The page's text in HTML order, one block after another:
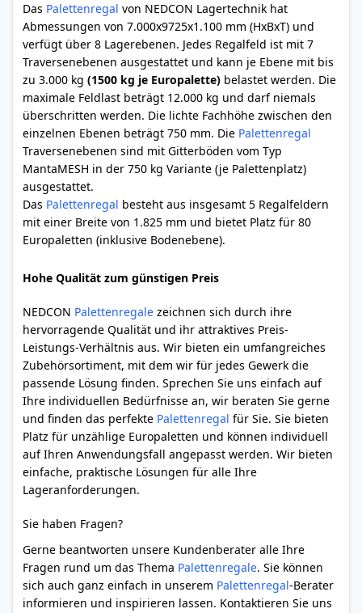
Das Palettenregal von NEDCON Lagertechnik hat
Abmessungen von 7.000x9725x1.100 mm (HxBxT) und
verfügt über 8 Lagerebenen. Jedes Regalfeld ist mit 7
Traversenebenen ausgestattet und kann je Ebene mit bis
zu 3.000 kg (1500 kg je Europalette) belastet werden. Die
maximale Feldlast beträgt 12.000 kg und darf niemals
überschritten werden. Die lichte Fachhöhe zwischen den
einzelnen Ebenen beträgt 750 mm. Die Palettenregal
Traversenebenen sind mit Gitterböden vom Typ
MantaMESH in der 750 kg Variante (je Palettenplatz)
ausgestattet.
Das Palettenregal besteht aus insgesamt 5 Regalfeldern
mit einer Breite von 1.825 mm und bietet Platz für 80
Europaletten (inklusive Bodenebene).
Hohe Qualität zum günstigen Preis
NEDCON Palettenregale zeichnen sich durch ihre
hervorragende Qualität und ihr attraktives Preis-
Leistungs-Verhältnis aus. Wir bieten ein umfangreiches
Zubehörsortiment, mit dem wir für jedes Gewerk die
passende Lösung finden. Sprechen Sie uns einfach auf
Ihre individuellen Bedürfnisse an, wir beraten Sie gerne
und finden das perfekte Palettenregal für Sie. Sie bieten
Platz für unzählige Europaletten und können individuell
auf Ihren Anwendungsfall angepasst werden. Wir bieten
einfache, praktische Lösungen für alle Ihre
Lageranforderungen.
Sie haben Fragen?
Gerne beantworten unsere Kundenberater alle Ihre
Fragen rund um das Thema Palettenregale. Sie können
sich auch ganz einfach in unserem Palettenregal-Berater
informieren und inspirieren lassen. Kontaktieren Sie uns